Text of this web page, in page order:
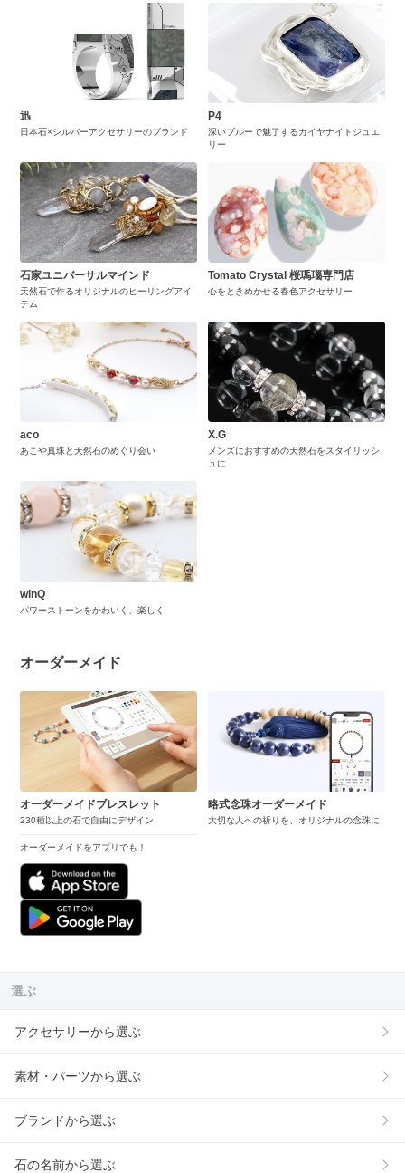
迅
日本石×シルバーアクセサリーのブランド
P4
深いブルーで魅了するカイヤナイトジュエ
リー
石家ユニバーサルマインド
天然石で作るオリジナルのヒーリングアイ
テム
Tomato Crystal 桜瑪瑙専門店
心をときめかせる春色アクセサリー
aco
あこや真珠と天然石のめぐり会い
X.G
メンズにおすすめの天然石をスタイリッシ
ュに
winQ
パワーストーンをかわいく、楽しく
オーダーメイド
オーダーメイドブレスレット
230種以上の石で自由にデザイン
オーダーメイドをアプリでも！
略式念珠オーダーメイド
大切な人への祈りを、オリジナルの念珠に
選ぶ
アクセサリーから選ぶ
素材・パーツから選ぶ
ブランドから選ぶ
石の名前から選ぶ